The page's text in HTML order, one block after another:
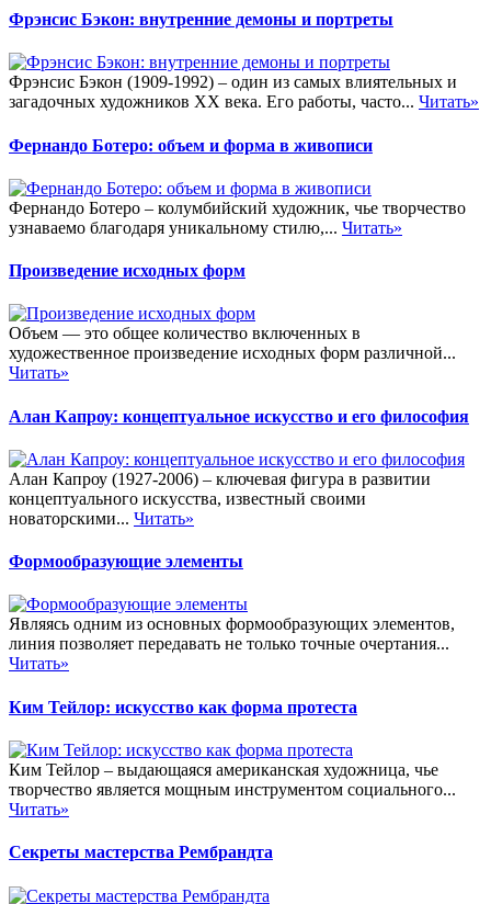
Фрэнсис Бэкон: внутренние демоны и портреты
Фрэнсис Бэкон (1909-1992) – один из самых влиятельных и
загадочных художников XX века. Его работы, часто... Читать»
Фернандо Ботеро: объем и форма в живописи
Фернандо Ботеро – колумбийский художник, чье творчество
узнаваемо благодаря уникальному стилю,... Читать»
Произведение исходных форм
Объем — это общее количество включенных в
художественное произведение исходных форм различной...
Читать»
Алан Капроу: концептуальное искусство и его философия
Алан Капроу (1927-2006) – ключевая фигура в развитии
концептуального искусства, известный своими
новаторскими... Читать»
Формообразующие элементы
Являясь одним из основных формообразующих элементов,
линия позволяет передавать не только точные очертания...
Читать»
Ким Тейлор: искусство как форма протеста
Ким Тейлор – выдающаяся американская художница, чье
творчество является мощным инструментом социального...
Читать»
Секреты мастерства Рембрандта